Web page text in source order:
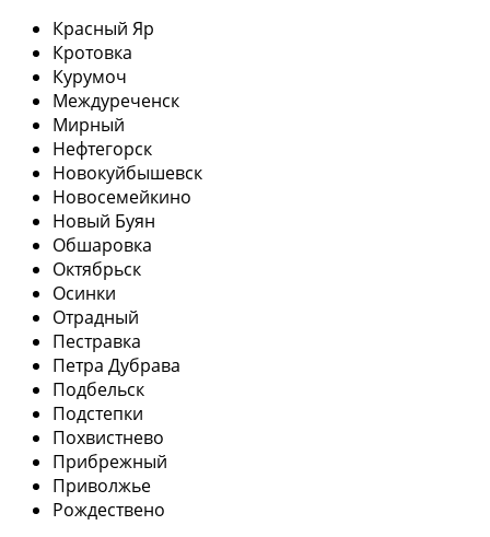
Красный Яр
Кротовка
Курумоч
Междуреченск
Мирный
Нефтегорск
Новокуйбышевск
Новосемейкино
Новый Буян
Обшаровка
Октябрьск
Осинки
Отрадный
Пестравка
Петра Дубрава
Подбельск
Подстепки
Похвистнево
Прибрежный
Приволжье
Рождествено